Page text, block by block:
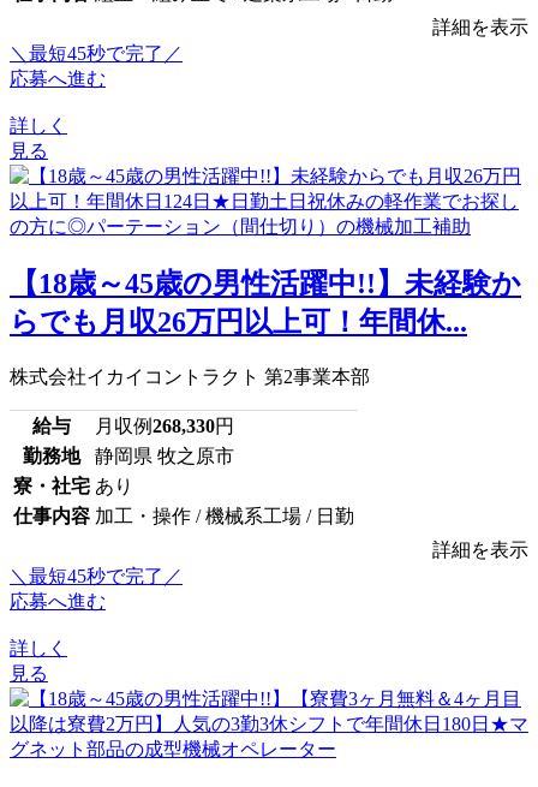
詳細を表示
＼最短45秒で完了／
応募へ進む
詳しく
見る
【18歳～45歳の男性活躍中!!】未経験か
らでも月収26万円以上可！年間休...
株式会社イカイコントラクト 第2事業本部
給与 月収例268,330円
勤務地
静岡県 牧之原市
寮・社宅 あり
仕事内容 加工・操作 / 機械系工場 / 日勤
詳細を表示
＼最短45秒で完了／
応募へ進む
詳しく
見る